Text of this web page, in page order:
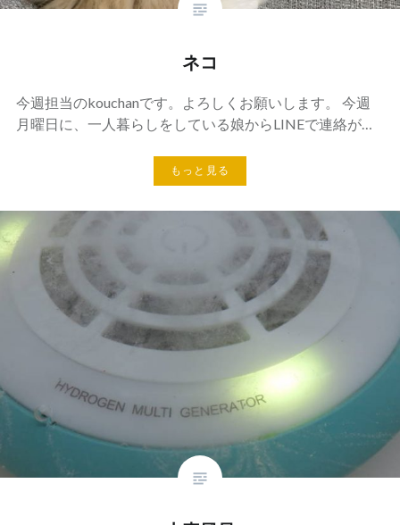
ネコ
今週担当のkouchanです。よろしくお願いします。 今週
月曜日に、一人暮らしをしている娘からLINEで連絡が…
もっと見る